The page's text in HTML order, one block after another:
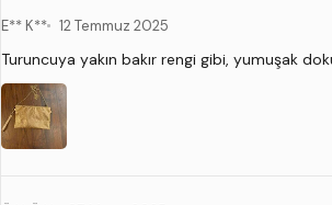
E** K** 12 Temmuz 2025
Turuncuya yakın bakır rengi gibi, yumuşak